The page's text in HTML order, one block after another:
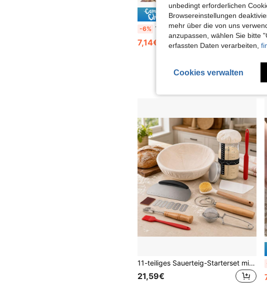
0,48€ sparen
-6% 1 Stück geflochtener Rattankorb für Brotfermentation mit Einlage, Sauerteig-Backkorb, multifunktionales Küchenwerkzeug, in mehreren Größen erhältlich, geeignet zum Fermentieren von Hefeteig
7,14€ 7,62€
11-teiliges Sauerteig-Starterset mit 23 cm rundem Gärkorb aus Rattan, 650 ml Weithals-Starterglas, Silikonspatel und Backutensilien für die Brotherstellung zu Hause – für eine saubere Küchenpräsentation und als Geschenkidee.
21,59€
unbedingt erforderlichen
Browsereinstellungen
mehr über die von uns
anzupassen, wählen Sie bitte
erfassten Daten verarbeiten,
Cookies verwalten